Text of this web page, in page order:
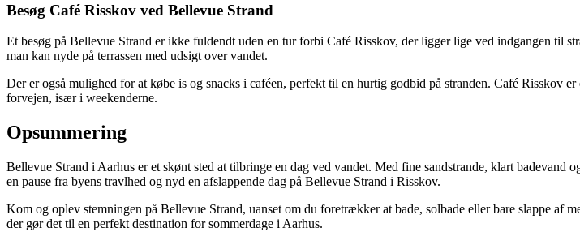
Besøg Café Risskov ved Bellevue Strand
Et besøg på Bellevue Strand er ikke fuldendt uden en tur forbi Café Risskov, der ligger lige ved indgangen til
man kan nyde på terrassen med udsigt over vandet.
Der er også mulighed for at købe is og snacks i caféen, perfekt til en hurtig godbid på stranden. Café Risskov
forvejen, især i weekenderne.
Opsummering
Bellevue Strand i Aarhus er et skønt sted at tilbringe en dag ved vandet. Med fine sandstrande, klart
en pause fra byens travlhed og nyd en afslappende dag på Bellevue Strand i Risskov.
Kom og oplev stemningen på Bellevue Strand, uanset om du foretrækker at bade, solbade eller bare slappe af
der gør det til en perfekt destination for sommerdage i Aarhus.